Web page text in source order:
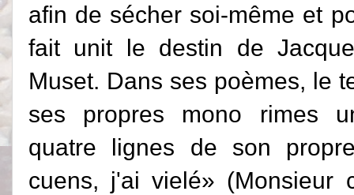
afin de sécher soi-même et
fait unit le destin de
Muset. Dans ses poèmes, le
ses propres mono rimes
quatre lignes de son
cuens, j'ai vielé» (Monsieur